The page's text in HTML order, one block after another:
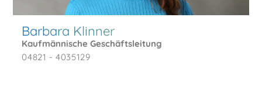
Barbara Klinner
Kaufmännische Geschäftsleitung
04821 - 4035129